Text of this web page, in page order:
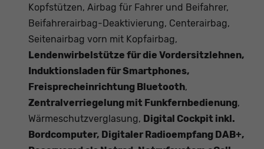
Kopfstützen, Airbag für Fahrer und Beifahrer,
Beifahrerairbag-Deaktivierung, Centerairbag,
Seitenairbag vorn mit Kopfairbag,
Lendenwirbelstütze für die Vordersitzlehnen,
Induktionsladen für Smartphones,
Freisprecheinrichtung Bluetooth,
Zentralverriegelung mit Funkfernbedienung,
Wärmeschutzverglasung, Digital Cockpit inkl.
Bordcomputer, Digitaler Radioempfang DAB+,